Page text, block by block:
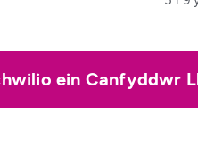
ein Canfyddwr